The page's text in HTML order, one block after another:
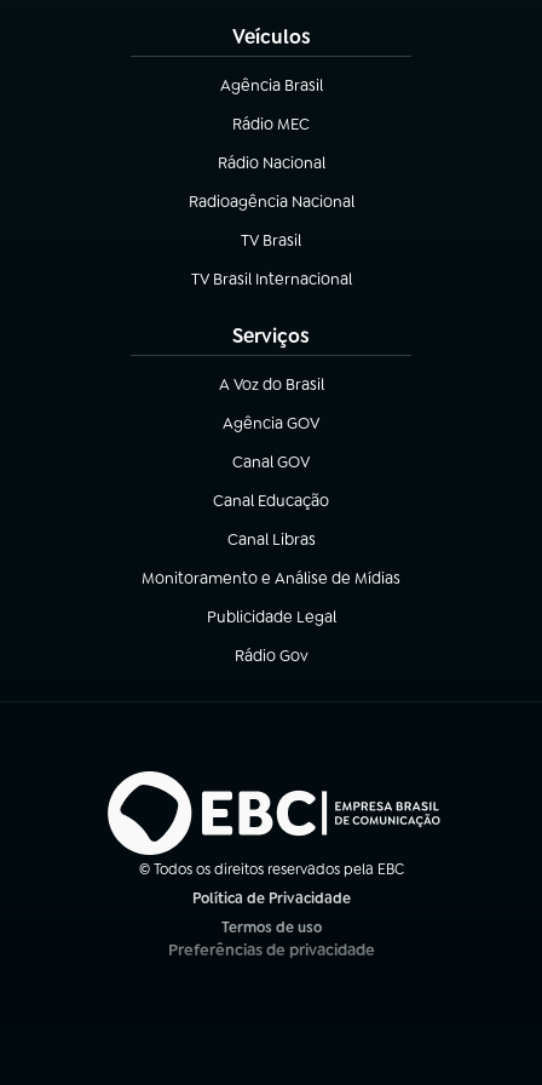
Veículos
Agência Brasil
(abre em nova aba)
Rádio MEC
(abre em nova aba)
Rádio Nacional
Radioagência Nacional
(abre em nova aba)
TV Brasil
(abre em nova aba)
TV Brasil Internacional
(abre em nova aba)
Serviços
A Voz do Brasil
(abre em nova aba)
Agência GOV
(abre em nova aba)
Canal GOV
(abre em nova aba)
Canal Educação
(abre em nova aba)
Canal Libras
(abre em nova aba)
Monitoramento e Análise de Mídias
(abre em nova aba)
Publicidade Legal
(abre em nova aba)
Rádio Gov
(abre em nova aba)
© Todos os direitos reservados pela EBC
Política de Privacidade
Termos de uso
(abre em nova aba)
Preferências de privacidade